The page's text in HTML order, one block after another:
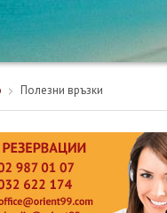
Полезни връзки